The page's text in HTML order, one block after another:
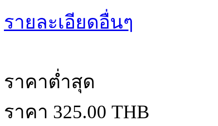
รายละเอียดอื่นๆ
ราคาต่ำสุด
ราคา 325.00 THB